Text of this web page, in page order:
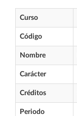
Curso
Código
Nombre
Carácter
Créditos
Periodo